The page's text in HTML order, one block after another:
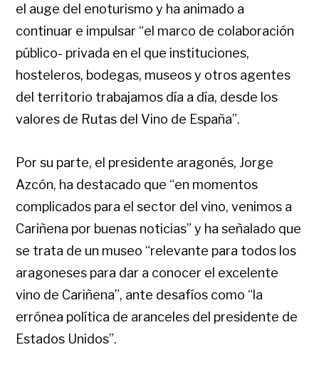
el auge del enoturismo y ha animado a
continuar e impulsar “el marco de colaboración
público- privada en el que instituciones,
hosteleros, bodegas, museos y otros agentes
del territorio trabajamos día a día, desde los
valores de Rutas del Vino de España”.
Por su parte, el presidente aragonés, Jorge
Azcón, ha destacado que “en momentos
complicados para el sector del vino, venimos a
Cariñena por buenas noticias” y ha señalado que
se trata de un museo “relevante para todos los
aragoneses para dar a conocer el excelente
vino de Cariñena”, ante desafíos como “la
errónea política de aranceles del presidente de
Estados Unidos”.